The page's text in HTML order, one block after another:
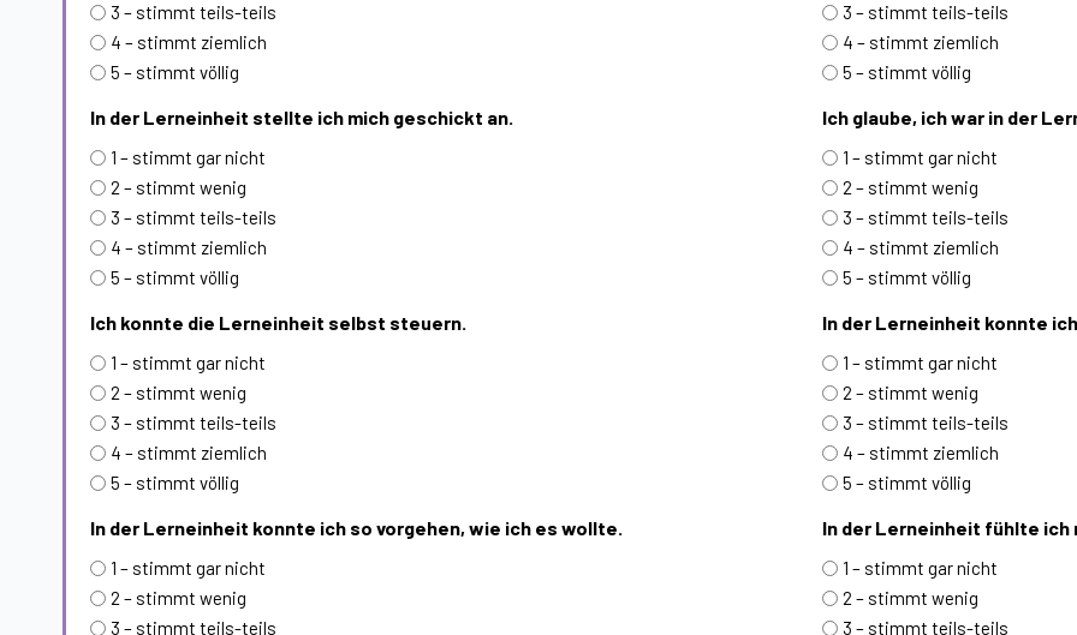
3 – stimmt teils-teils
4 – stimmt ziemlich
5 – stimmt völlig
3 – stimmt teils-teils
4 – stimmt ziemlich
5 – stimmt völlig
In der Lerneinheit stellte ich mich geschickt an.
1 – stimmt gar nicht
2 – stimmt wenig
3 – stimmt teils-teils
4 – stimmt ziemlich
5 – stimmt völlig
Ich glaube, ich war in der
1 – stimmt gar nicht
2 – stimmt wenig
3 – stimmt teils-teils
4 – stimmt ziemlich
5 – stimmt völlig
Ich konnte die Lerneinheit selbst steuern.
1 – stimmt gar nicht
2 – stimmt wenig
3 – stimmt teils-teils
4 – stimmt ziemlich
5 – stimmt völlig
In der Lerneinheit konnte
1 – stimmt gar nicht
2 – stimmt wenig
3 – stimmt teils-teils
4 – stimmt ziemlich
5 – stimmt völlig
In der Lerneinheit konnte ich so vorgehen, wie ich es wollte.
1 – stimmt gar nicht
2 – stimmt wenig
3 – stimmt teils-teils
In der Lerneinheit fühlte ich
1 – stimmt gar nicht
2 – stimmt wenig
3 – stimmt teils-teils